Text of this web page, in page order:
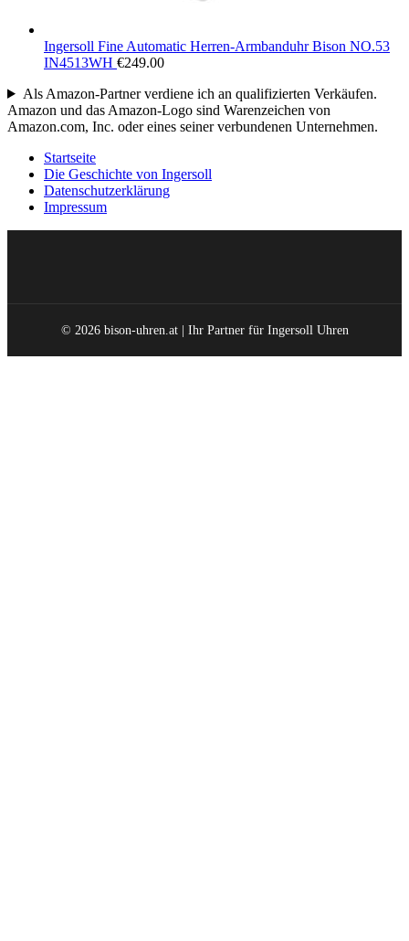
Ingersoll Fine Automatic Herren-Armbanduhr Bison NO.53
IN4513WH €249.00
Als Amazon-Partner verdiene ich an qualifizierten Verkäufen.
Amazon und das Amazon-Logo sind Warenzeichen von
Amazon.com, Inc. oder eines seiner verbundenen Unternehmen.
Startseite
Die Geschichte von Ingersoll
Datenschutzerklärung
Impressum
© 2026 bison-uhren.at | Ihr Partner für Ingersoll Uhren